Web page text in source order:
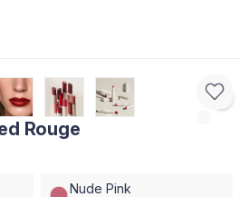
Rouge
Nude Pink